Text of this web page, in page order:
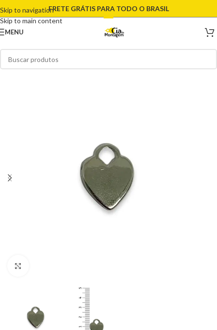
Skip to navigation
Skip to main content
FRETE GRÁTIS PARA TODO O BRASIL
MENU